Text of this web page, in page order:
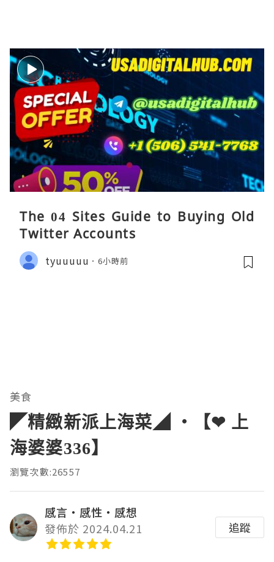
The 04 Sites Guide to Buying Old
Twitter Accounts
tyuuuuu 6小時前
美食
◤精緻新派上海菜◢ ‧【❤ 上
海婆婆336】
瀏覽次數:26557
感言‧感性‧感想
發佈於 2024.04.21
追蹤